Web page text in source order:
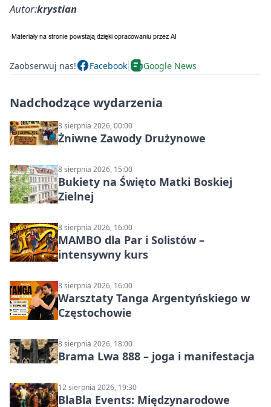
Autor:krystian
Zaobserwuj nas! Facebook Google News
Nadchodzące wydarzenia
8 sierpnia 2026, 00:00
Żniwne Zawody Drużynowe
8 sierpnia 2026, 15:00
Bukiety na Święto Matki Boskiej
Zielnej
8 sierpnia 2026, 16:00
MAMBO dla Par i Solistów –
intensywny kurs
8 sierpnia 2026, 16:00
Warsztaty Tanga Argentyńskiego w
Częstochowie
8 sierpnia 2026, 18:00
Brama Lwa 888 – joga i manifestacja
12 sierpnia 2026, 19:30
BlaBla Events: Międzynarodowe